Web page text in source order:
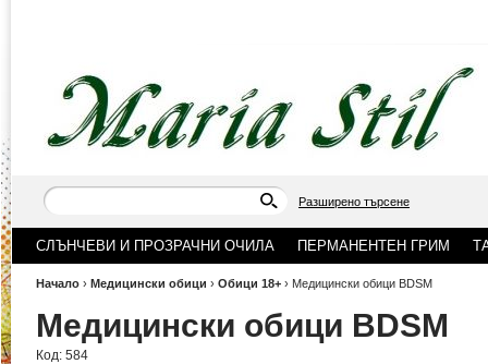
Разширено търсене
СЛЪНЧЕВИ И ПРОЗРАЧНИ ОЧИЛА ПЕРМАНЕНТЕН ГРИМ
Начало › Медицински обици › Обици 18+ › Медицински обици BDSM
Медицински обици BDSM
Код: 584